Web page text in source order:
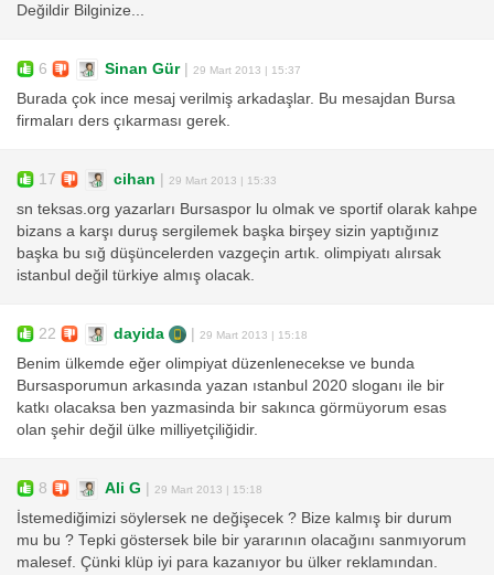
Değildir Bilginize...
6 Sinan Gür| 29 Mart 2013 | 15:37
Burada çok ince mesaj verilmiş arkadaşlar. Bu mesajdan Bursa
firmaları ders çıkarması gerek.
17 cihan | 29 Mart 2013 | 15:33
sn teksas.org yazarları Bursaspor lu olmak ve sportif olarak kahpe
bizans a karşı duruş sergilemek başka birşey sizin yaptığınız
başka bu sığ düşüncelerden vazgeçin artık. olimpiyatı alırsak
istanbul değil türkiye almış olacak.
22 dayida | 29 Mart 2013 | 15:18
Benim ülkemde eğer olimpiyat düzenlenecekse ve bunda
Bursasporumun arkasında yazan ıstanbul 2020 sloganı ile bir
katkı olacaksa ben yazmasinda bir sakınca görmüyorum esas
olan şehir değil ülke milliyetçiliğidir.
8 Ali G | 29 Mart 2013 | 15:18
İstemediğimizi söylersek ne değişecek ? Bize kalmış bir durum
mu bu ? Tepki göstersek bile bir yararının olacağını sanmıyorum
malesef. Çünki klüp iyi para kazanıyor bu ülker reklamından.